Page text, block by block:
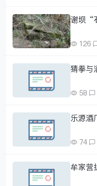
谢坝“
126
猜拳与
58
乐源酒
74
牟家营